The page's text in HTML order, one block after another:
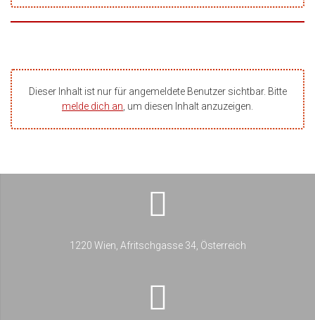
Dieser Inhalt ist nur für angemeldete Benutzer sichtbar. Bitte
melde dich an, um diesen Inhalt anzuzeigen.
1220 Wien, Afritschgasse 34, Österreich